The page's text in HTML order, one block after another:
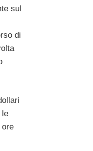
sul
di
le
ore